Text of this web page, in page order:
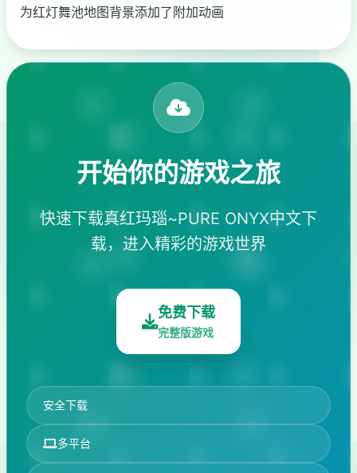
为红灯舞池地图背景添加了附加动画
开始你的游戏之旅
快速下载真红玛瑙~PURE ONYX中文下
载，进入精彩的游戏世界
免费下载
完整版游戏
安全下载
多平台